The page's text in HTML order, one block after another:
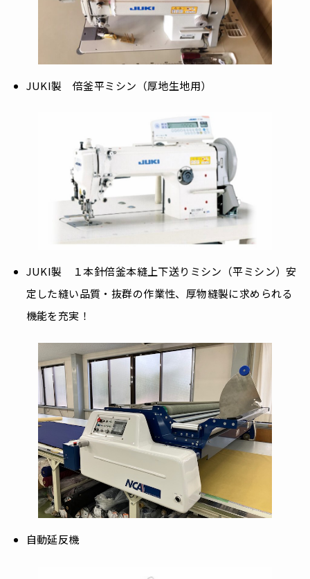
JUKI製 倍釜平ミシン（厚地生地用）
JUKI製 １本針倍釜本縫上下送りミシン（平ミシン）安
定した縫い品質・抜群の作業性、厚物縫製に求められる
機能を充実！
自動延反機